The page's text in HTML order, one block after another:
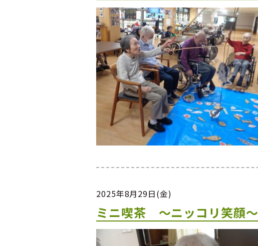
2025年8月29日(金)
ミニ喫茶 ～ニッコリ笑顔～